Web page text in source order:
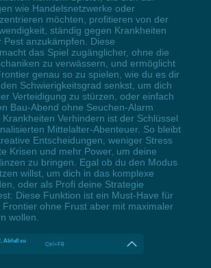
wie Handelsnetzwerke oder
möchten, profitieren von der
ständig gegen Krankheiten
Pest anzukämpfen. Diese
das Spiel zugänglicher, ohne die
zu verwässern, und ermöglicht
genau so zu spielen, wie du es dir
Schwierigkeitsgrad senkst, um dich
Verteidigung zu stürzen, oder einfach
Bau-Abend ohne Seuchen-Alarm
Verhindern ist der Schlüssel
Mittelalter-Abenteuer. So bleibt
Entscheidungen, weniger Stress
Krisen und mehr Power, um deine
zu bringen. Egal ob du den Modus
willst, um dich in das komplexe
oder als Profi deine Strategie
Diese Funktion ist ein Must-Have für
ohne Frust aber mit maximaler
wollen.
Abfall zu
Ctrl+F8